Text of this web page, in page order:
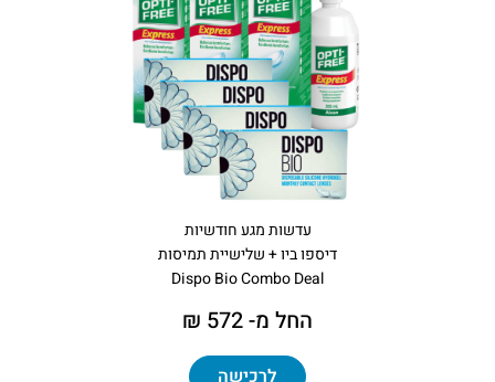
עדשות מגע חודשיות
דיספו ביו + שלישיית תמיסות
Dispo Bio Combo Deal
החל מ- 572 ₪